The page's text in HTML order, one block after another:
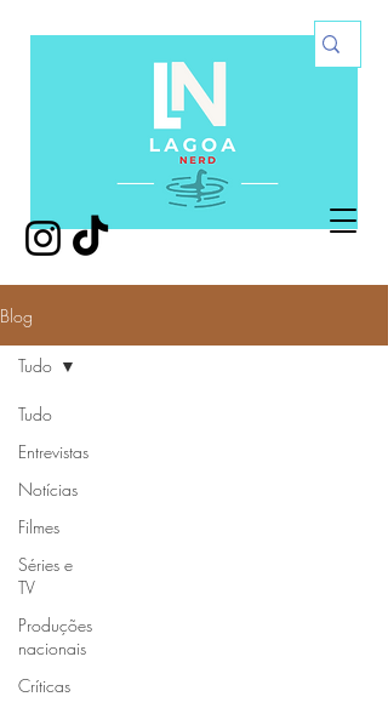
Blog
Tudo
Entrevistas
Notícias
Filmes
Séries e
TV
Produções
nacionais
Críticas
Tudo